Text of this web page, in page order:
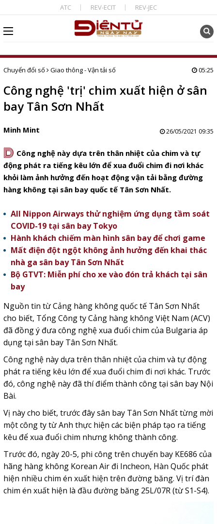
ATC REV-ECIT REV-JEC
Chuyển đổi số Giao thông - Vận tải số 05:25
Công nghệ 'trị' chim xuất hiện ở sân
bay Tân Sơn Nhất
Minh Mint 26/05/2021 09:35
D Công nghệ này dựa trên thân nhiệt của chim và tự
động phát ra tiếng kêu lớn để xua đuổi chim đi nơi khác
khỏi làm ảnh hưởng đến hoạt động vận tải bằng đường
hàng không tại sân bay quốc tế Tân Sơn Nhất.
All Nippon Airways thử nghiệm ứng dụng tầm soát
COVID-19 tại sân bay Tokyo
Hành khách chiếm màn hình sân bay để chơi game
Mất điện đột ngột không ảnh hưởng đến khai thác
nhà ga sân bay Tân Sơn Nhất
Bộ GTVT: Miễn phí cho xe vào đón trả khách tại sân
bay
Nguồn tin từ Cảng hàng không quốc tế Tân Sơn Nhất
cho biết, Tổng Công ty Cảng hàng không Việt Nam (ACV)
đã đồng ý đưa công nghệ xua đuổi chim của Bulgaria áp
dụng tại sân bay Tân Sơn Nhất.
Công nghệ này dựa trên thân nhiệt của chim và tự động
phát ra tiếng kêu lớn để xua đuổi chim đi nơi khác. Trước
đó, công nghệ này đã thí điểm thành công tại sân bay Nội
Bài.
Vị này cho biết, trước đây sân bay Tân Sơn Nhất từng mời
một công ty từ Anh thực hiện các biện pháp tạo ra tiếng
kêu để xua đuổi chim nhưng không thành công.
Trước đó, ngày 20-5, phi công trên chuyến bay KE686 của
hãng hàng không Korean Air đi Incheon, Hàn Quốc phát
hiện nhiều chim én xuất hiện trên đường băng. Vị trí đàn
chim én xuất hiện là đầu đường băng 25L/07R (từ S1-S4).